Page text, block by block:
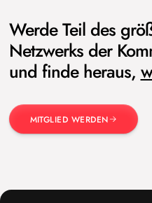
Werde Teil des
Netzwerks der
und finde heraus,
MITGLIED WERDEN